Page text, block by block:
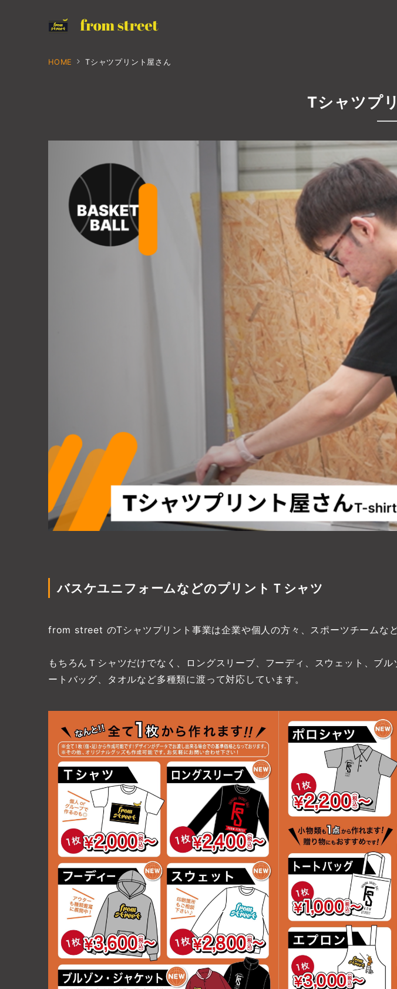
HOME Tシャツプリント屋さん
Tシャツプ
バスケユニフォームなどのプリントＴシャツ
from street のTシャツプリント事業は企業や個人の方々、スポーツチームな
もちろんＴシャツだけでなく、ロングスリーブ、フーディ、スウェット、ブ
ートバッグ、タオルなど多種類に渡って対応しています。